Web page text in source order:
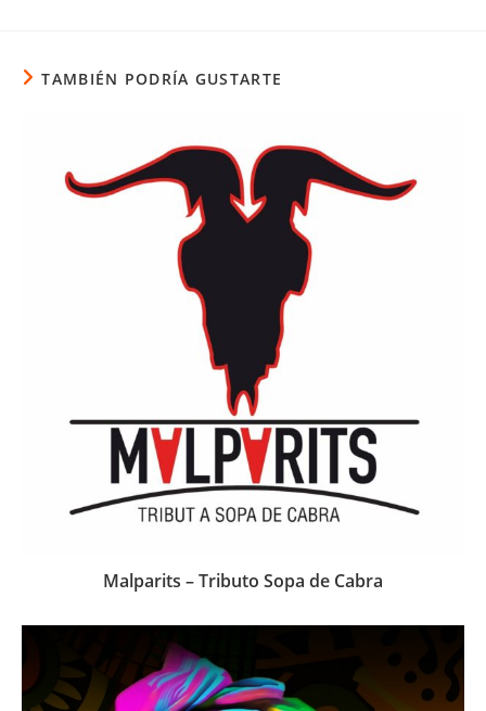
TAMBIÉN PODRÍA GUSTARTE
Malparits – Tributo Sopa de Cabra